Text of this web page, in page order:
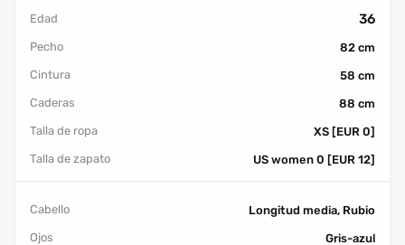
Edad 36
Pecho
82 cm
Cintura
58 cm
Caderas
88 cm
Talla de ropa
XS [EUR 0]
Talla de zapato
US women 0 [EUR 12]
Cabello
Longitud media, Rubio
Ojos
Gris-azul